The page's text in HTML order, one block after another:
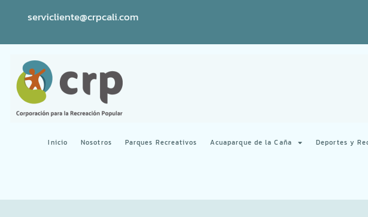
servicliente@crpcali.com
Inicio Nosotros Parques Recreativos Acuaparque de la Caña Deportes y